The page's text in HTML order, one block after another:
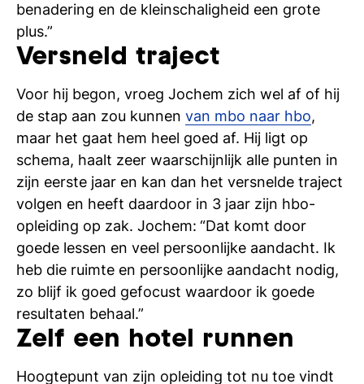
benadering en de kleinschaligheid een grote
plus.”
Versneld traject
Voor hij begon, vroeg Jochem zich wel af of hij
de stap aan zou kunnen van mbo naar hbo,
maar het gaat hem heel goed af. Hij ligt op
schema, haalt zeer waarschijnlijk alle punten in
zijn eerste jaar en kan dan het versnelde traject
volgen en heeft daardoor in 3 jaar zijn hbo-
opleiding op zak. Jochem: “Dat komt door
goede lessen en veel persoonlijke aandacht. Ik
heb die ruimte en persoonlijke aandacht nodig,
zo blijf ik goed gefocust waardoor ik goede
resultaten behaal.”
Zelf een hotel runnen
Hoogtepunt van zijn opleiding tot nu toe vindt